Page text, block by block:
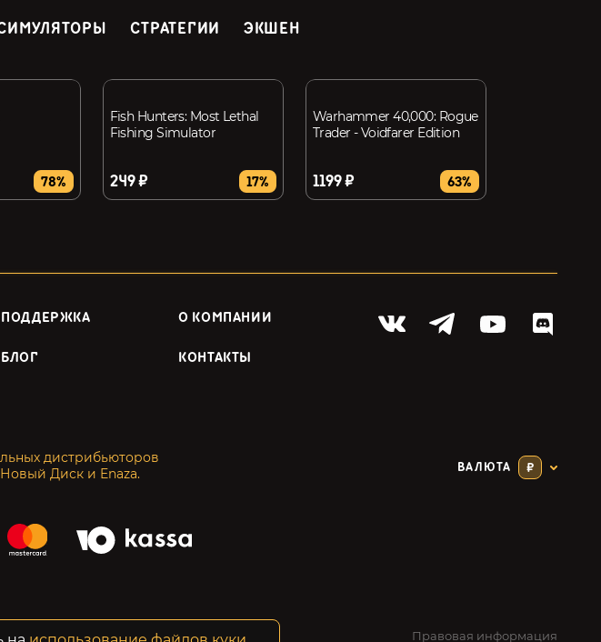
СТРАТЕГИИ ЭКШЕН
78%
Fish Hunters: Most Lethal
Fishing Simulator
249 ₽ 17%
Warhammer 40,000: Rogue
Trader - Voidfarer Edition
1199 ₽ 63%
ПОДДЕРЖКА О КОМПАНИИ
БЛОГ КОНТАКТЫ
дистрибьюторов
Диск и Enaza.
ВАЛЮТА ₽
Возвраты Правовая информация